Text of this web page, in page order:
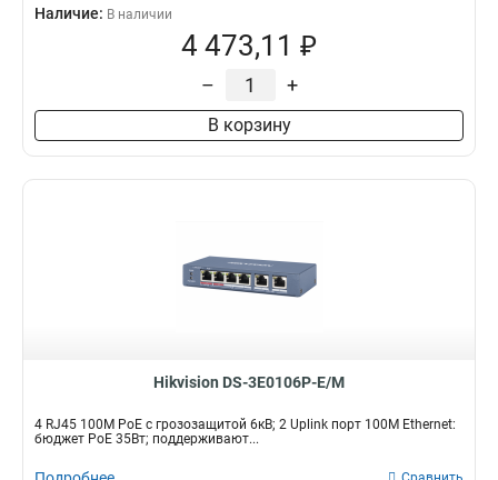
Наличие: В наличии
4 473,11 ₽
– +
В корзину
Hikvision DS-3E0106P-E/M
4 RJ45 100M PoE с грозозащитой 6кВ; 2 Uplink порт 100М Ethernet:
бюджет PoE 35Вт; поддерживают...